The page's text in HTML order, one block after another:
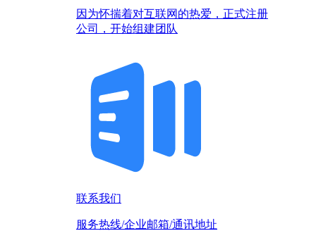
因为怀揣着对互联网的热爱，正式注册
公司，开始组建团队
联系我们
服务热线/企业邮箱/通讯地址